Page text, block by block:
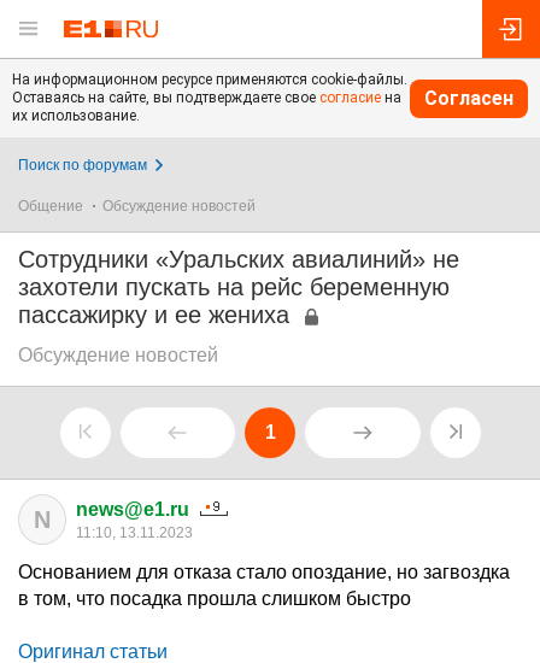
На информационном ресурсе применяются cookie-файлы.
Оставаясь на сайте, вы подтверждаете свое согласие на
их использование.
Согласен
Поиск по форумам
Общение Обсуждение новостей
Сотрудники «Уральских авиалиний» не
захотели пускать на рейс беременную
пассажирку и ее жениха
Обсуждение новостей
1
N news@e1.ru
11:10, 13.11.2023
Основанием для отказа стало опоздание, но загвоздка
в том, что посадка прошла слишком быстро
Оригинал статьи